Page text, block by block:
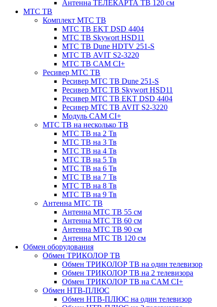
Антенна ТЕЛЕКАРТА ТВ 120 см
МТС ТВ
Комплект МТС ТВ
МТС ТВ EKT DSD 4404
МТС ТВ Skywort HSD11
МТС ТВ Dune HDTV 251-S
МТС ТВ AVIT S2-3220
МТС ТВ CAM CI+
Ресивер МТС ТВ
Ресивер МТС ТВ Dune 251-S
Ресивер МТС ТВ Skywort HSD11
Ресивер МТС ТВ EKT DSD 4404
Ресивер МТС ТВ AVIT S2-3220
Модуль CAM CI+
МТС ТВ на несколько ТВ
МТС ТВ на 2 Тв
МТС ТВ на 3 Тв
МТС ТВ на 4 Тв
МТС ТВ на 5 Тв
МТС ТВ на 6 Тв
МТС ТВ на 7 Тв
МТС ТВ на 8 Тв
МТС ТВ на 9 Тв
Антенна МТС ТВ
Антенна МТС ТВ 55 см
Антенна МТС ТВ 60 см
Антенна МТС ТВ 90 см
Антенна МТС ТВ 120 см
Обмен оборудования
Обмен ТРИКОЛОР ТВ
Обмен ТРИКОЛОР ТВ на один телевизор
Обмен ТРИКОЛОР ТВ на 2 телевизора
Обмен ТРИКОЛОР ТВ на CAM CI+
Обмен НТВ-ПЛЮС
Обмен НТВ-ПЛЮС на один телевизор